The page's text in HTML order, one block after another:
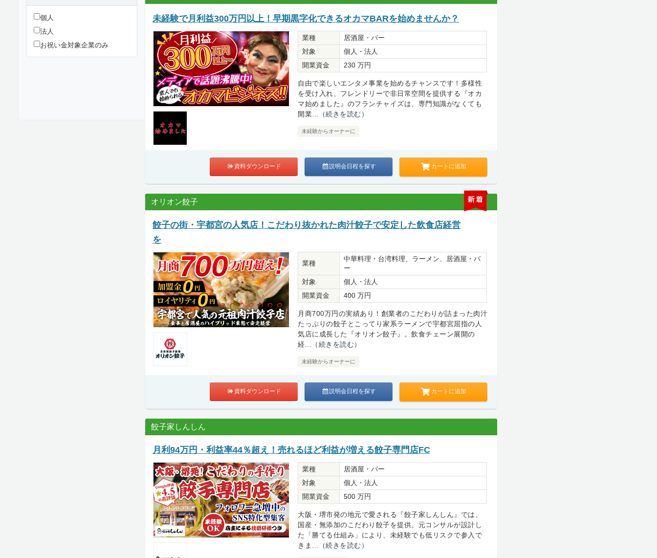
個人
法人
お祝い金対象企業のみ
未経験で月利益300万円以上！早期黒字化できるオカマBARを始めませんか？
業種
居酒屋・バー
対象
個人・法人
開業資金
230 万円
自由で楽しいエンタメ事業を始めるチャンスです！多様性
を受け入れ、フレンドリーで非日常空間を提供する『オカ
マ始めました』のフランチャイズは、専門知識がなくても
開業...
（続きを読む）
未経験からオーナーに
資料ダウンロード 説明会日程を探す カートに追加
新
着
オリオン餃子
餃子の街・宇都宮の人気店！こだわり抜かれた肉汁餃子で安定した飲食店経営
を
業種
中華料理・台湾料理、ラーメン、居酒屋・バ
ー
対象
個人・法人
開業資金
400 万円
月商700万円の実績あり！創業者のこだわりが詰まった肉汁
たっぷりの餃子とこってり家系ラーメンで宇都宮屈指の人
気店に成長した『オリオン餃子』。飲食チェーン展開の
経...
（続きを読む）
未経験からオーナーに
資料ダウンロード 説明会日程を探す カートに追加
餃子家しんしん
月利94万円・利益率44％超え！売れるほど利益が増える餃子専門店FC
業種
居酒屋・バー
対象
個人・法人
開業資金
500 万円
大阪・堺市発の地元で愛される『餃子家しんしん』では、
国産・無添加のこだわり餃子を提供。元コンサルが設計し
た「勝てる仕組み」により、未経験でも低リスクで参入で
きま...
（続きを読む）